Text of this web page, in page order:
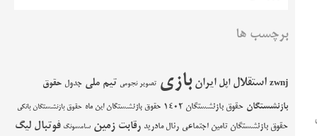
برچسب ها
zwnj استقلال اپل ایران بازی تصویر نجومی تیم ملی جدول حقوق
بازنشستگان حقوق بازنشستگان 1402 حقوق بازنشستگان این ماه حقوق بازنشستگان بانکی
حقوق بازنشستگان تامین اجتماعی رئال مادرید رقابت زمین سامسونگ فوتبال لیگ